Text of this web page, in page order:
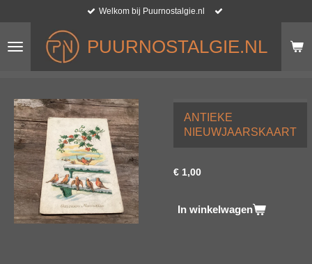
naar
hoofdinhoud
PUURNOSTALGIE.NL
Welkom bij Puurnostalgie.nl
ANTIEKE
NIEUWJAARSKAART
€ 1,00
In winkelwagen